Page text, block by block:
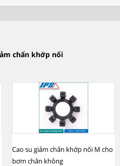
chấn khớp nối
Cao su giảm chấn khớp nối M cho
bơm chân không